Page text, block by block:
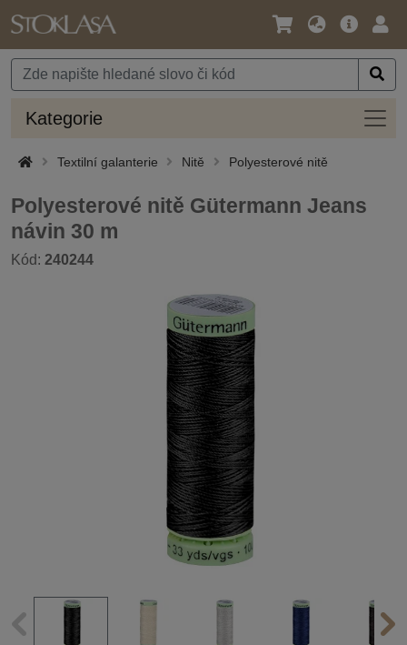
Jazyk
Měna
Hlavní
Kategorie
Textilní galanterie Nitě Polyesterové nitě
Polyesterové nitě Gütermann Jeans
návin 30 m
Kód: 240244